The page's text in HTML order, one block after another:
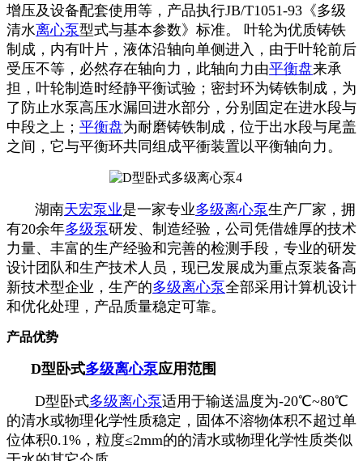
增压及设备配套使用等，产品执行JB/T1051-93《多级
清水离心泵型式与基本参数》标准。 叶轮为优质铸铁
制成，内有叶片，液体沿轴向单侧进入，由于叶轮前后
受压不等，必然存在轴向力，此轴向力由平衡盘来承
担，叶轮制造时经静平衡试验；密封环为铸铁制成，为
了防止水泵高压水漏回进水部分，分别固定在进水段与
中段之上； 平衡盘为耐磨铸铁制成，位于出水段与尾盖
之间，它与平衡环共同组成平衝装置以平衡轴向力。
湖南天宏泵业是一家专业多级离心泵生产厂家，拥
有20余年多级泵研发、制造经验，公司凭借雄厚的技术
力量、丰富的生产经验和完善的检测手段，专业的研发
设计团队和生产技术人员，现已发展成为重点泵装备高
新技术型企业，生产的多级离心泵全部采用计算机设计
和优化处理，产品质量稳定可靠。
产品优势
D型卧式多级离心泵应用范围
D型卧式多级离心泵适用于输送温度为-20℃~80℃
的清水或物理化学性质稳定，固体不溶物体积不超过单
位体积0.1%，粒度≤2mm的的清水或物理化学性质类似